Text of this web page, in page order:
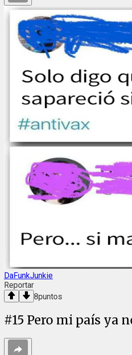
DaFunkJunkie
Reportar
8puntos
#15 Pero mi país ya